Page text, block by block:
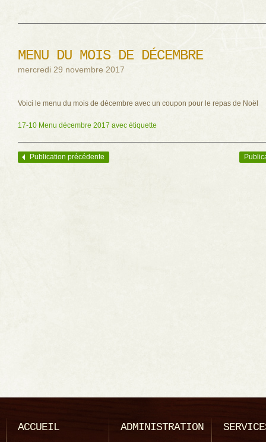
MENU DU MOIS DE DÉCEMBRE
mercredi 29 novembre 2017
Voici le menu du mois de décembre avec un coupon pour le repas de Noël
17-10 Menu décembre 2017 avec étiquette
Navigation des articles
Publication précédente
ACCUEIL ADMINISTRATION